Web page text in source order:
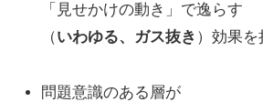
「見せかけの動き」で逸らす
（いわゆる、ガス抜き ）効果を
問題意識のある層が